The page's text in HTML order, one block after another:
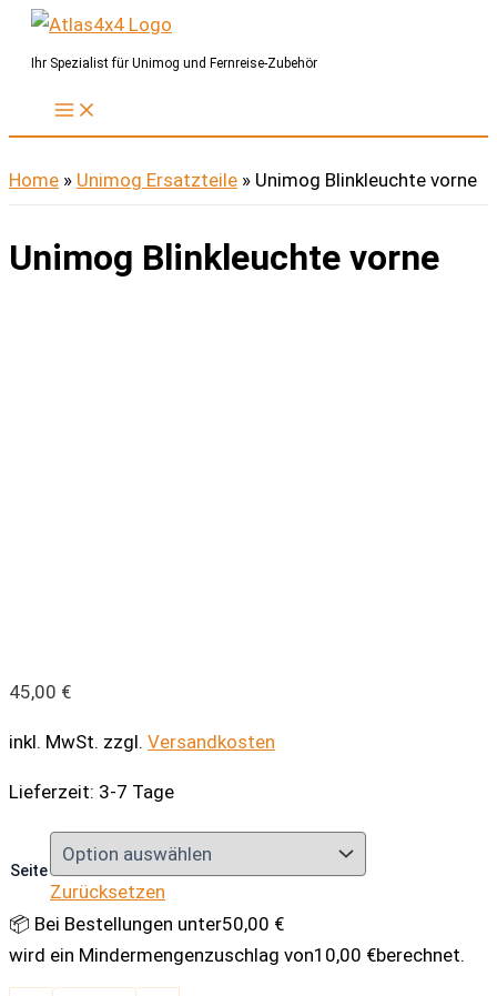
Zum
InhaltIhr Spezialist für Unimog und Fernreise-Zubehör
Home » Unimog Ersatzteile » Unimog Blinkleuchte vorne
Unimog Blinkleuchte vorne
45,00 €
inkl. MwSt. zzgl. Versandkosten
Lieferzeit: 3-7 Tage
Seite
Zurücksetzen
📦 Bei Bestellungen unter50,00 €
wird ein Mindermengenzuschlag von10,00 €berechnet.